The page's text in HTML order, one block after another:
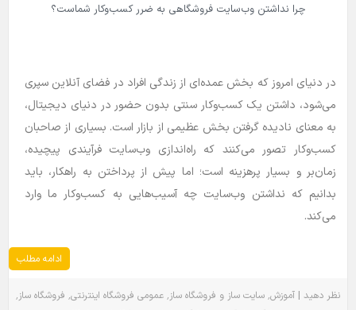
چرا نداشتن وب‌سایت فروشگاهی به ضرر کسب‌وکار شماست؟
در دنیای امروز که بخش عمده‌ای از زندگی افراد در فضای آنلاین سپری
می‌شود، داشتن یک کسب‌وکار سنتی بدون حضور در دنیای دیجیتال،
به معنای نادیده گرفتن بخش عظیمی از بازار است. بسیاری از صاحبان
کسب‌وکار تصور می‌کنند که راه‌اندازی وب‌سایت فرآیندی پیچیده،
زمان‌بر و بسیار پرهزینه است؛ اما پیش از پرداختن به راهکار، باید
بدانیم که نداشتن وب‌سایت چه آسیب‌هایی به کسب‌وکار ما وارد
می‌کند.
ادامه مطلب
نظر دهید | آموزش٬ سایت ساز و فروشگاه ساز٬ عمومی فروشگاه اینترنتی٬ فروشگاه ساز٬